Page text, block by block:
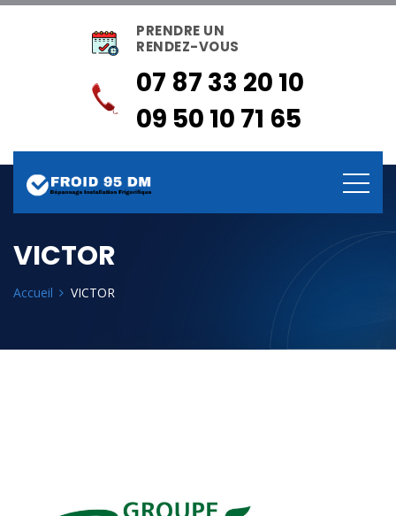
PRENDRE UN
RENDEZ-VOUS
07 87 33 20 10
09 50 10 71 65
VICTOR
Accueil VICTOR